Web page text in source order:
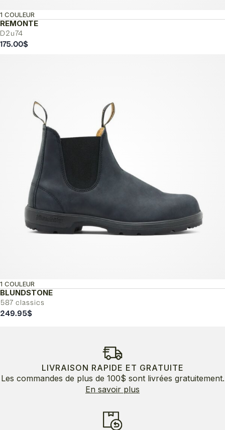
REMONTE
D2u74
1 COULEUR
175.00$
BLUNDSTONE
587 classics
1 COULEUR
249.95$
LIVRAISON RAPIDE ET GRATUITE
Les commandes de plus de 100$ sont livrées gratuitement.
En savoir plus